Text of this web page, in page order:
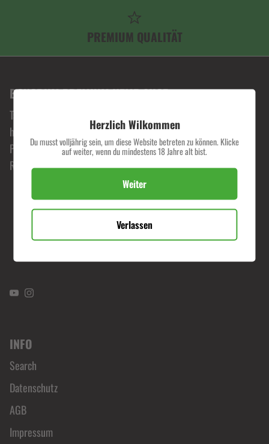
PREMIUM QUALITÄT
BONORUM PREMIUM HEMP SHOP
Tauche ein in die Welt von Bonorum, wo Leidenschaft für
hochwertige Hanfprodukte zelebriert wird. Erlebe
Premiumqualität zu fairen Preisen und begib dich auf eine
Reise durch unser exklusives Sortiment.
YouTubeInstagram
INFO
Search
Datenschutz
AGB
Impressum
Herzlich Wilkommen
Du musst volljährig sein, um diese Website betreten zu können. Klicke
auf weiter, wenn du mindestens 18 Jahre alt bist.
Weiter
Verlassen